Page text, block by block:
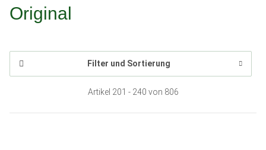
Original
Filter und Sortierung
Artikel 201 - 240 von 806